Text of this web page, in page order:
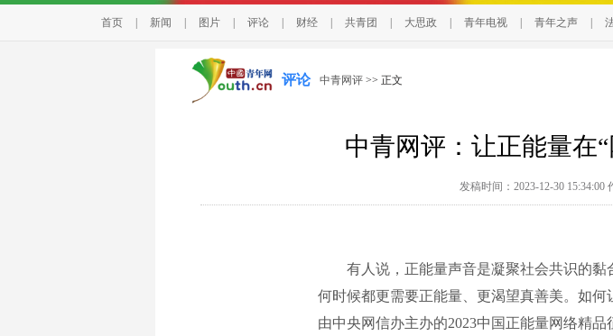
首页 新闻 图片 评论 财经 共青团 大思政 青年电视 青年之声
评论 中青网评 >> 正文
中青网评：让正能量在
发稿时间：2023-12-30 15:34:00
有人说，正能量声音是凝聚社会共识的黏
何时候都更需要正能量、更渴望真善美。如何
由中央网信办主办的2023中国正能量网络精